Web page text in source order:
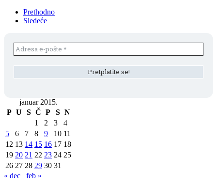
Prethodno
Sledeće
januar 2015.
P U S Č P S N
1
2 3
4
5
6 7 8 9 10 11
12 13 14 15 16 17 18
19 20 21 22 23 24 25
26 27 28 29 30 31
« dec
feb »